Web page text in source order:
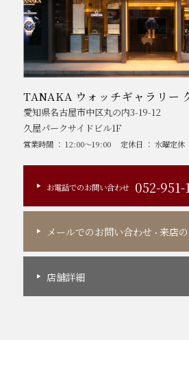
TANAKA ウォッチギャラリー
愛知県名古屋市中区丸の内3-19-12
久屋パークサイドビル1F
営業時間 ： 12:00～19:00 定休日 ： 水曜定休
お電話でのお問い合わせ 052-951-
メールでのお問い合わせ ・来店
店舗詳細